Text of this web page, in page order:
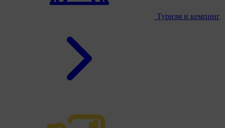
Туризм и кемпинг